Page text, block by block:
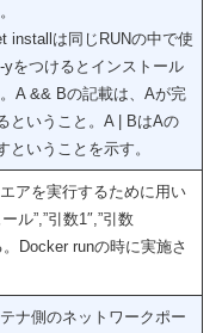
installは同じRUNの中で使
をつけるとインストール
A && Bの記載は、Aが完
ということ。A | BはAの
ということを示す。
アを実行するために用い
ル”,”引数1″,”引数
Docker runの時に実施さ
ナ側のネットワークポー